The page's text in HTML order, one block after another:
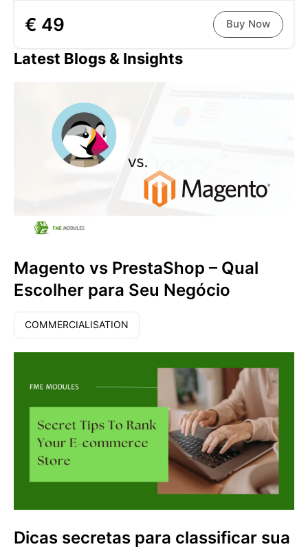
€ 49 Buy Now
Latest Blogs & Insights
Magento vs PrestaShop – Qual
Escolher para Seu Negócio
COMMERCIALISATION
Dicas secretas para classificar sua